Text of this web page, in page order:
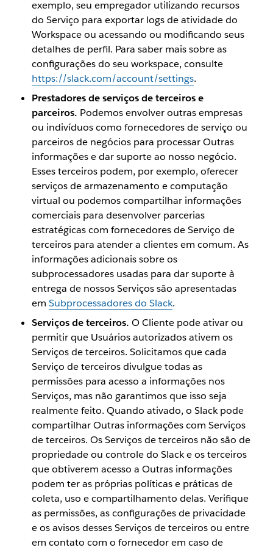
exemplo, seu empregador utilizando recursos
do Serviço para exportar logs de atividade do
Workspace ou acessando ou modificando seus
detalhes de perfil. Para saber mais sobre as
configurações do seu workspace, consulte
https://slack.com/account/settings.
Prestadores de serviços de terceiros e
parceiros. Podemos envolver outras empresas
ou indivíduos como fornecedores de serviço ou
parceiros de negócios para processar Outras
informações e dar suporte ao nosso negócio.
Esses terceiros podem, por exemplo, oferecer
serviços de armazenamento e computação
virtual ou podemos compartilhar informações
comerciais para desenvolver parcerias
estratégicas com fornecedores de Serviço de
terceiros para atender a clientes em comum. As
informações adicionais sobre os
subprocessadores usadas para dar suporte à
entrega de nossos Serviços são apresentadas
em Subprocessadores do Slack.
Serviços de terceiros. O Cliente pode ativar ou
permitir que Usuários autorizados ativem os
Serviços de terceiros. Solicitamos que cada
Serviço de terceiros divulgue todas as
permissões para acesso a informações nos
Serviços, mas não garantimos que isso seja
realmente feito. Quando ativado, o Slack pode
compartilhar Outras informações com Serviços
de terceiros. Os Serviços de terceiros não são de
propriedade ou controle do Slack e os terceiros
que obtiverem acesso a Outras informações
podem ter as próprias políticas e práticas de
coleta, uso e compartilhamento delas. Verifique
as permissões, as configurações de privacidade
e os avisos desses Serviços de terceiros ou entre
em contato com o fornecedor em caso de